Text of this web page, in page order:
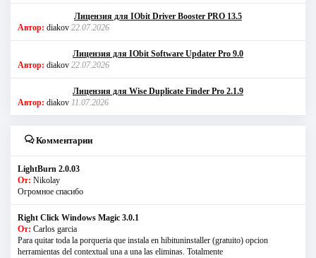
Лицензия для IObit Driver Booster PRO 13.5
Автор: diakov 22.07.2026
Лицензия для IObit Software Updater Pro 9.0
Автор: diakov 22.07.2026
Лицензия для Wise Duplicate Finder Pro 2.1.9
Автор: diakov 11.07.2026
Комментарии
LightBurn 2.0.03
От: Nikolay
Огромное спасибо
Right Click Windows Magic 3.0.1
От: Carlos garcia
Para quitar toda la porqueria que instala en hibituninstaller (gratuito) opcion
herramientas del contextual una a una las eliminas. Totalmente